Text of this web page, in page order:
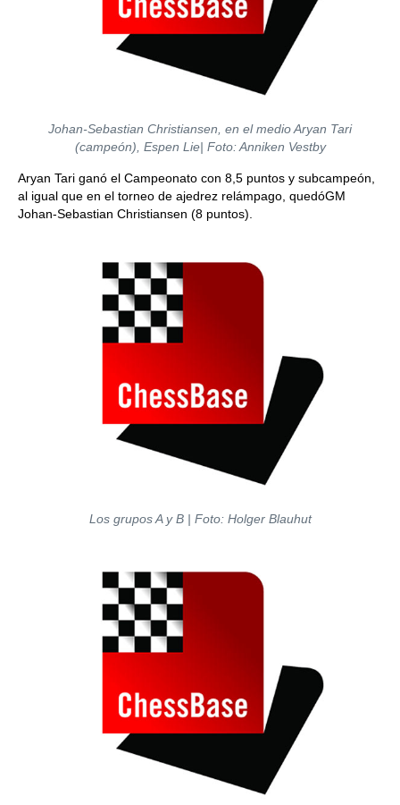
Johan-Sebastian Christiansen, en el medio Aryan Tari
(campeón), Espen Lie| Foto: Anniken Vestby
Aryan Tari ganó el Campeonato con 8,5 puntos y subcampeón,
al igual que en el torneo de ajedrez relámpago, quedóGM
Johan-Sebastian Christiansen (8 puntos).
Los grupos A y B | Foto: Holger Blauhut